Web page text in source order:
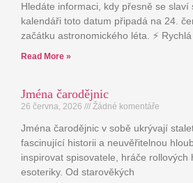
Hledáte informaci, kdy přesně se slaví
kalendáři toto datum připadá na 24.
začátku astronomického léta. ⚡
Read More »
Jména čarodějnic
26 června, 2026 Žádné komentáře
Jména čarodějnic v sobě ukrývají
fascinující historii a neuvěřitelnou
inspirovat spisovatele, hráče rollových
esoteriky. Od starověkých